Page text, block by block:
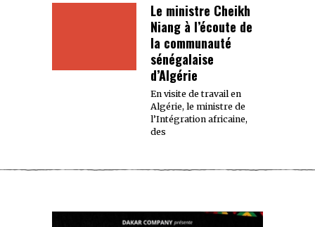
Le ministre Cheikh
Niang à l’écoute de
la communauté
sénégalaise
d’Algérie
En visite de travail en
Algérie, le ministre de
l’Intégration africaine,
des